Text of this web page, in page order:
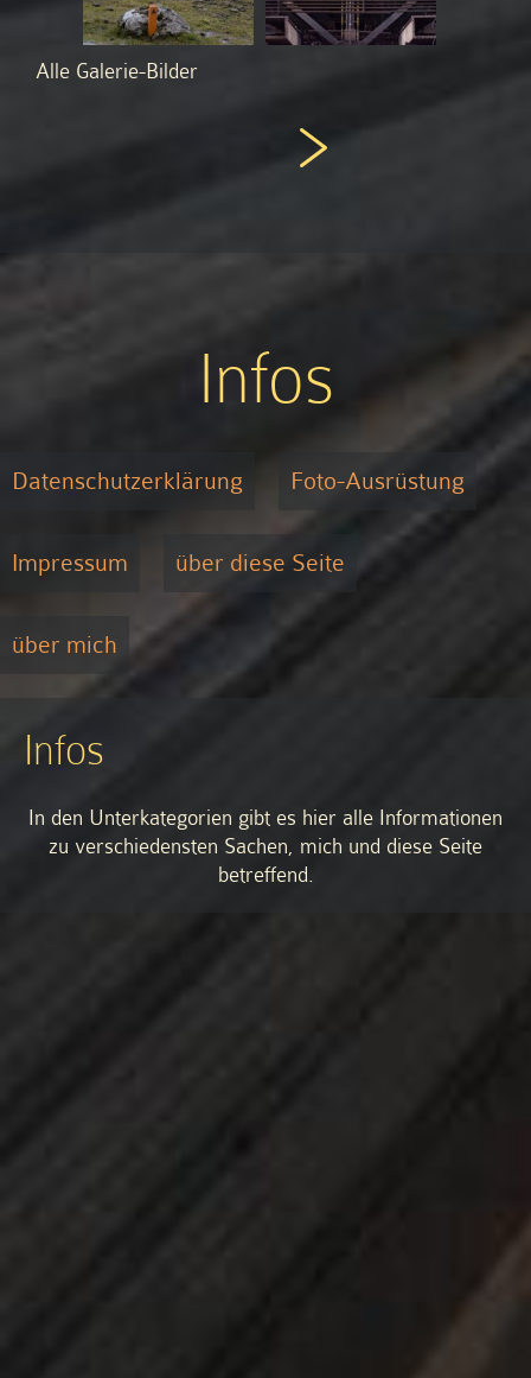
Alle Galerie-Bilder
Infos
Datenschutzerklärung Foto-Ausrüstung
Impressum über diese Seite
über mich
Infos
In den Unterkategorien gibt es hier alle Informationen
zu verschiedensten Sachen, mich und diese Seite
betreffend.